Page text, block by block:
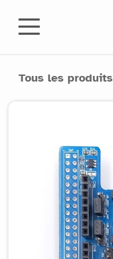
Tous les produits